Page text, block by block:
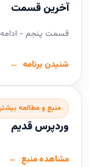
آخرین قسمت
قسمت پنجم - ادامه
شنیدن برنامه
منبع و مطالعه بیشتر
وردپرس قدیم
مشاهده منبع